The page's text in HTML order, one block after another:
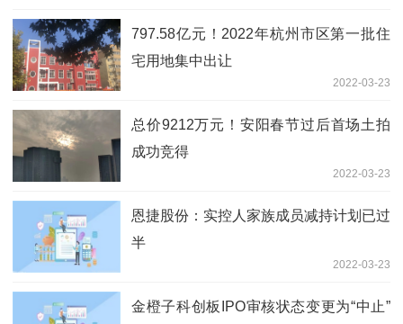
797.58亿元！2022年杭州市区第一批住
宅用地集中出让
2022-03-23
总价9212万元！安阳春节过后首场土拍
成功竞得
2022-03-23
恩捷股份：实控人家族成员减持计划已过
半
2022-03-23
金橙子科创板IPO审核状态变更为“中止”